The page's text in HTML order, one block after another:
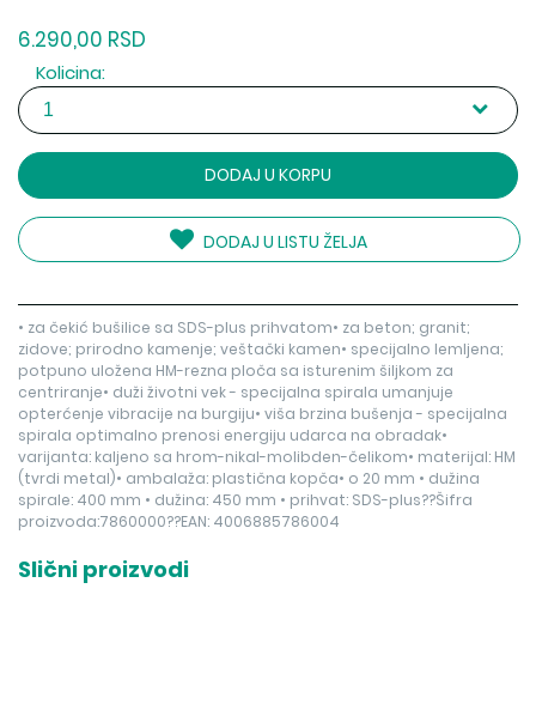
6.290,00 RSD
Kolicina:
DODAJ U KORPU
DODAJ U LISTU ŽELJA
• za čekić bušilice sa SDS-plus prihvatom• za beton; granit;
zidove; prirodno kamenje; veštački kamen• specijalno lemljena;
potpuno uložena HM-rezna ploča sa isturenim šiljkom za
centriranje• duži životni vek - specijalna spirala umanjuje
opterćenje vibracije na burgiju• viša brzina bušenja - specijalna
spirala optimalno prenosi energiju udarca na obradak•
varijanta: kaljeno sa hrom-nikal-molibden-čelikom• materijal: HM
(tvrdi metal)• ambalaža: plastična kopča• o 20 mm • dužina
spirale: 400 mm • dužina: 450 mm • prihvat: SDS-plus??Šifra
proizvoda:7860000??EAN: 4006885786004
Slični proizvodi